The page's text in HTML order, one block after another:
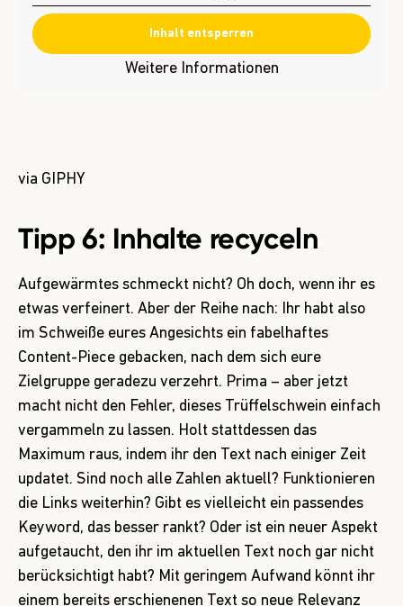
Inhalt entsperren
Weitere Informationen
via GIPHY
Tipp 6: Inhalte recyceln
Aufgewärmtes schmeckt nicht? Oh doch, wenn ihr es
etwas verfeinert. Aber der Reihe nach: Ihr habt also
im Schweiße eures Angesichts ein fabelhaftes
Content-Piece gebacken, nach dem sich eure
Zielgruppe geradezu verzehrt. Prima – aber jetzt
macht nicht den Fehler, dieses Trüffelschwein einfach
vergammeln zu lassen. Holt stattdessen das
Maximum raus, indem ihr den Text nach einiger Zeit
updatet. Sind noch alle Zahlen aktuell? Funktionieren
die Links weiterhin? Gibt es vielleicht ein passendes
Keyword, das besser rankt? Oder ist ein neuer Aspekt
aufgetaucht, den ihr im aktuellen Text noch gar nicht
berücksichtigt habt? Mit geringem Aufwand könnt ihr
einem bereits erschienenen Text so neue Relevanz